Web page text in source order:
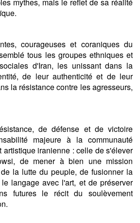
courageuses et coraniques du
tous les groupes ethniques et
d'Iran, les unissant dans la
de leur authenticité et de leur
la résistance contre les agresseurs,
de défense et de victoire
majeure à la communauté
artistique iranienne : celle de s'élever
de mener à bien une mission
la lutte du peuple, de fusionner la
langage avec l'art, et de préserver
futures le récit du soulèvement